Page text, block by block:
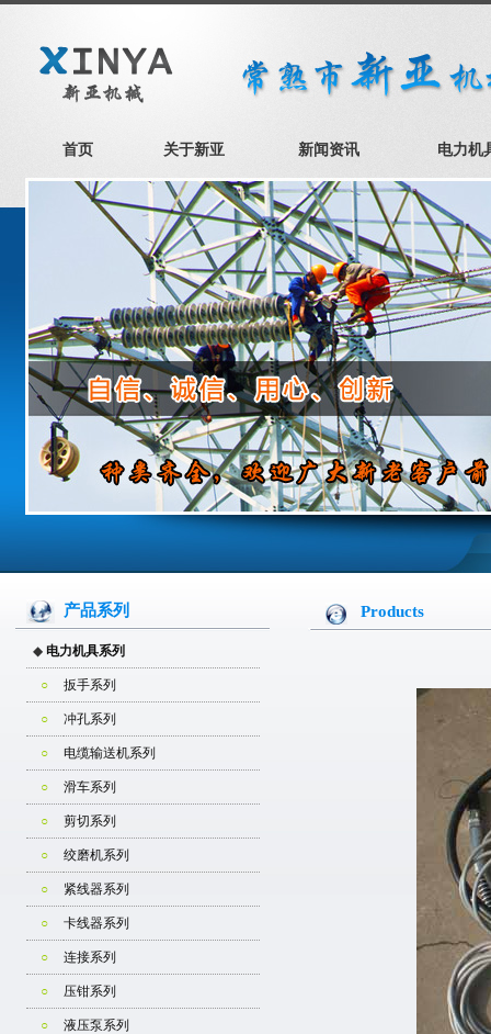
首页 关于新亚 新闻资讯 电力机
产品系列
◆ 电力机具系列
○ 扳手系列
○ 冲孔系列
○ 电缆输送机系列
○ 滑车系列
○ 剪切系列
○ 绞磨机系列
○ 紧线器系列
○ 卡线器系列
○ 连接系列
○ 压钳系列
○ 液压泵系列
Products